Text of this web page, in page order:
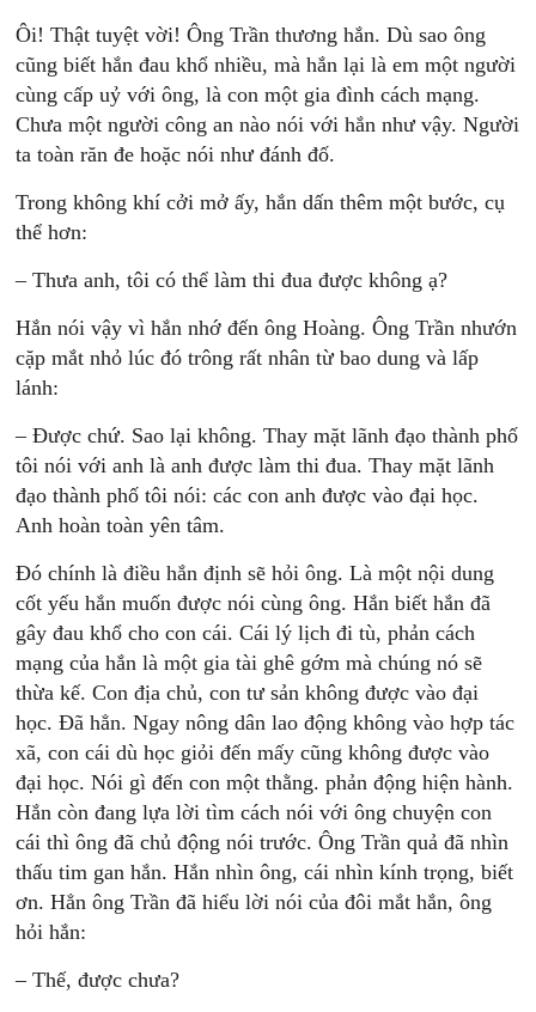
Ôi! Thật tuyệt vời! Ông Trần thương hắn. Dù sao ông
cũng biết hắn đau khổ nhiều, mà hắn lại là em một người
cùng cấp uỷ với ông, là con một gia đình cách mạng.
Chưa một người công an nào nói với hắn như vậy. Người
ta toàn răn đe hoặc nói như đánh đố.
Trong không khí cởi mở ấy, hắn dấn thêm một bước, cụ
thể hơn:
– Thưa anh, tôi có thể làm thi đua được không ạ?
Hắn nói vậy vì hắn nhớ đến ông Hoàng. Ông Trần nhướn
cặp mắt nhỏ lúc đó trông rất nhân từ bao dung và lấp
lánh:
– Được chứ. Sao lại không. Thay mặt lãnh đạo thành phố
tôi nói với anh là anh được làm thi đua. Thay mặt lãnh
đạo thành phố tôi nói: các con anh được vào đại học.
Anh hoàn toàn yên tâm.
Đó chính là điều hắn định sẽ hỏi ông. Là một nội dung
cốt yếu hắn muốn được nói cùng ông. Hắn biết hắn đã
gây đau khổ cho con cái. Cái lý lịch đi tù, phản cách
mạng của hắn là một gia tài ghê gớm mà chúng nó sẽ
thừa kế. Con địa chủ, con tư sản không được vào đại
học. Đã hẳn. Ngay nông dân lao động không vào hợp tác
xã, con cái dù học giỏi đến mấy cũng không được vào
đại học. Nói gì đến con một thằng. phản động hiện hành.
Hắn còn đang lựa lời tìm cách nói với ông chuyện con
cái thì ông đã chủ động nói trước. Ông Trần quả đã nhìn
thấu tim gan hắn. Hắn nhìn ông, cái nhìn kính trọng, biết
ơn. Hẳn ông Trần đã hiểu lời nói của đôi mắt hắn, ông
hỏi hắn:
– Thế, được chưa?